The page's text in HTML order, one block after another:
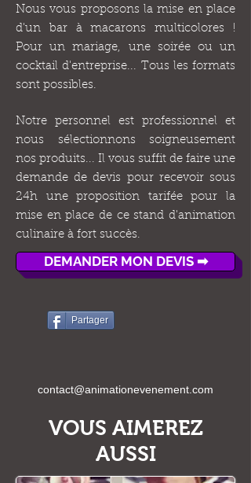
Nous vous proposons la mise en place
d'un bar à macarons multicolores !
Pour un mariage, une soirée ou un
cocktail d'entreprise... Tous les formats
sont possibles.
Notre personnel est professionnel et
nous sélectionnons soigneusement
nos produits... Il vous suffit de faire une
demande de devis pour recevoir sous
24h une proposition tarifée pour la
mise en place de ce stand d'animation
culinaire à fort succès.
DEMANDER MON DEVIS ➡
Partager
contact@animationevenement.com
VOUS AIMEREZ
AUSSI